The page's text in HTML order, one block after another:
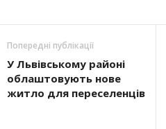
Попередні публікації
У Львівському районі
облаштовують нове
житло для переселенців